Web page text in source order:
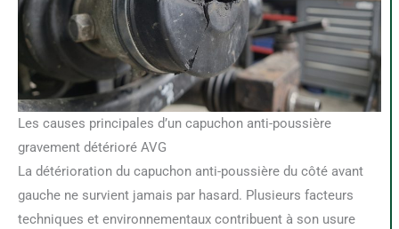
Les causes principales d’un capuchon anti-poussière
gravement détérioré AVG
La détérioration du capuchon anti-poussière du côté avant
gauche ne survient jamais par hasard. Plusieurs facteurs
techniques et environnementaux contribuent à son usure